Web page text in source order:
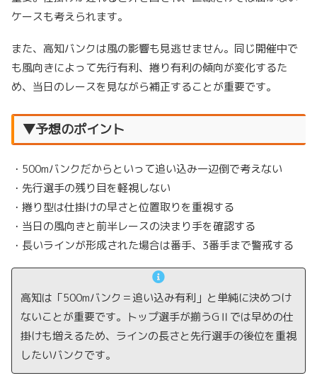
ケースも考えられます。
また、高知バンクは風の影響も見逃せません。同じ開催中で
も風向きによって先行有利、捲り有利の傾向が変化するた
め、当日のレースを見ながら補正することが重要です。
▼予想のポイント
・500mバンクだからといって追い込み一辺倒で考えない
・先行選手の残り目を軽視しない
・捲り型は仕掛けの早さと位置取りを重視する
・当日の風向きと前半レースの決まり手を確認する
・長いラインが形成された場合は番手、3番手まで警戒する
高知は「500mバンク＝追い込み有利」と単純に決めつけ
ないことが重要です。トップ選手が揃うGⅡでは早めの仕
掛けも増えるため、ラインの長さと先行選手の後位を重視
したいバンクです。